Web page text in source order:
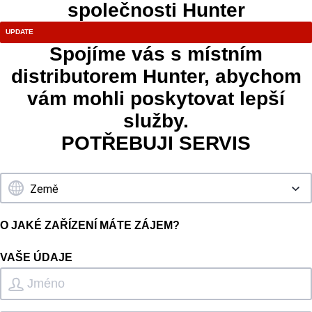
společnosti Hunter
Spojíme vás s místním
distributorem Hunter, abychom
vám mohli poskytovat lepší
služby.
POTŘEBUJI SERVIS
O JAKÉ ZAŘÍZENÍ MÁTE ZÁJEM?
VAŠE ÚDAJE